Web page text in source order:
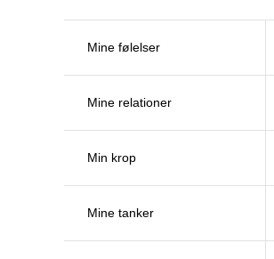
Mine følelser
Mine relationer
Min krop
Mine tanker